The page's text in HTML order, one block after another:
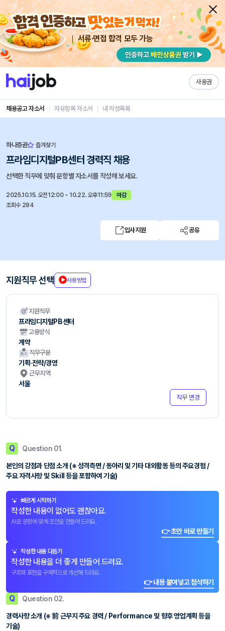
서류·면접 합격 모두 가능
사용권
채용공고 자소서 자유항목 자소서 내 작성목록
하나증권 즐겨찾기
프라임디지털PB센터 경력직 채용
선택한 직무에 맞춰 문항별 자소서를 작성해 보세요.
2025.10.15. 오전12:00 ~ 10.22. 오후11:59
마감
조회수 284
입사지원 공유
지원직무 선택 사용방법
지원직무
프라임디지털PB센터
고용방식
계약
직무구분
기획·전략/경영
근무지역
서울
직무 변경
Q Question 01.
본인의 강점과 단점 소개 (※ 성격측면 / 동아리 및 기타 대외활동 등의 주요경험 /
주요 자격사항 및 Skill 등을 포함하여 기술)
빠르게 시작하기
작성한 내용이 없어도 괜찮아요.
AI로 문항에 맞게 초안을 만들어 드려요.
👉 초안 바로 만들기
작성한 내용 다듬기
작성한 내용을 더 좋게 만들어 드려요.
구조와 표현을 구체적으로 개선해 드려요.
👉 내용 붙여넣고 첨삭하기
Q Question 02.
경력사항 소개 (※ 前 근무지 주요 경력 / Performance 및 향후 영업계획 등을
기술)